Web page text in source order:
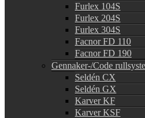
Furlex 104S
Furlex 204S
Furlex 304S
Facnor FD 110
Facnor FD 190
Gennaker-/Code
Seldén CX
Seldén GX
Karver KF
Karver KSF